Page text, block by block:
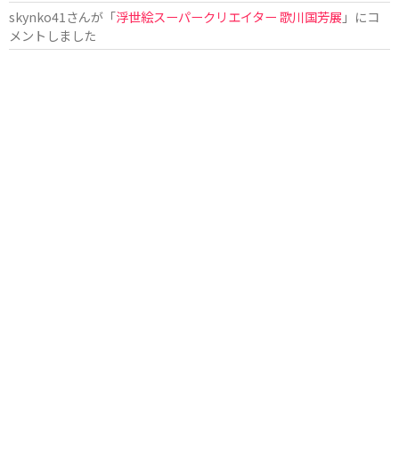
skynko41 さんが「浮世絵スーパークリエイター 歌川国芳展 」にコ
メントしました